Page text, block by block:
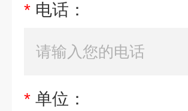
* 电话：
* 单位：